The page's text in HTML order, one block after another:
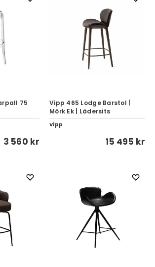
75
3 560 kr
Vipp 465 Lodge Barstol |
Mörk Ek | Lädersits
Vipp
15 495 kr